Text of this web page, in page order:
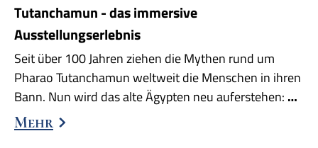
Tutanchamun - das immersive
Ausstellungserlebnis
Seit über 100 Jahren ziehen die Mythen rund um
Pharao Tutanchamun weltweit die Menschen in ihren
Bann. Nun wird das alte Ägypten neu auferstehen: …
Mehr